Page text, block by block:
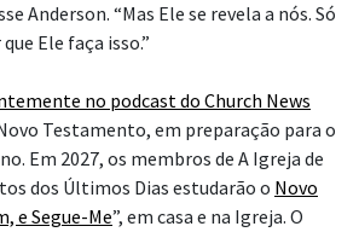
Anderson. “Mas Ele se revela a nós. Só
Ele faça isso.”
no podcast do Church News
Testamento, em preparação para o
Em 2027, os membros de A Igreja de
dos Últimos Dias estudarão o Novo
e Segue-Me”, em casa e na Igreja. O